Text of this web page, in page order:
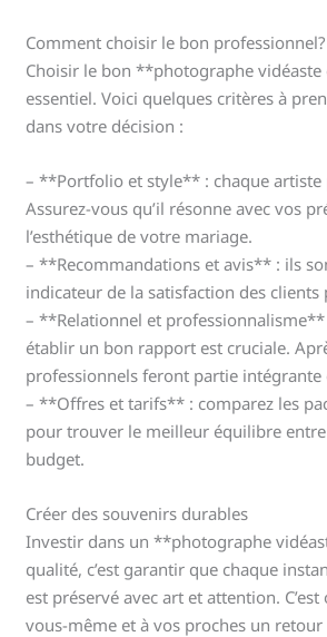
Comment choisir le bon professionnel?
Choisir le bon **photographe
essentiel. Voici quelques critères à
dans votre décision :
– **Portfolio et style** : chaque artiste
Assurez-vous qu’il résonne avec vos
l’esthétique de votre mariage.
– **Recommandations et avis** : ils
indicateur de la satisfaction des clients
– **Relationnel et professionnalisme**
établir un bon rapport est cruciale.
professionnels feront partie intégrante
– **Offres et tarifs** : comparez les
pour trouver le meilleur équilibre
budget.
Créer des souvenirs durables
Investir dans un **photographe
qualité, c’est garantir que chaque
est préservé avec art et attention.
vous-même et à vos proches un retour